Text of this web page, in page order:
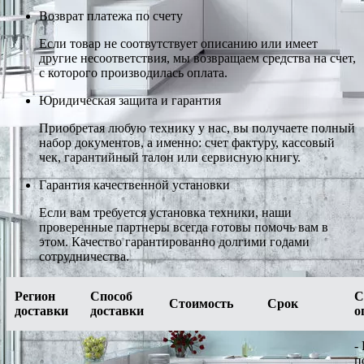
Возврат платежа по счету
Если товар не соотвутствует описанию или имеет
другие несоответствия, мы возвращаем средства на счет,
с которого производилась оплата.
Юридическая защита и гарантия
Приобретая любую технику у нас, вы получаете полный
набор документов, а именно: счет фактуру, кассовый
чек, гарантийный талон или сервисную книгу.
Гарантия качественной установки
Если вам требуется установка техники, наши
проверенные партнеры всегда готовы помочь вам в
этом. Качество гарантированно долгими годами
сотрудничества.
Регион
доставки
Способ
доставки
Стоимость Срок
-